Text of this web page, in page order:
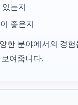
는지
좋은지
한 분야에서의 경
여줍니다.